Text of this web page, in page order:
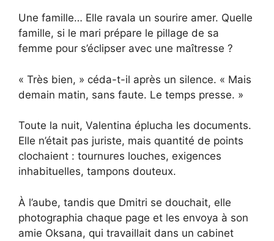
Une famille… Elle ravala un sourire amer. Quelle
famille, si le mari prépare le pillage de sa
femme pour s’éclipser avec une maîtresse ?
« Très bien, » céda-t-il après un silence. « Mais
demain matin, sans faute. Le temps presse. »
Toute la nuit, Valentina éplucha les documents.
Elle n’était pas juriste, mais quantité de points
clochaient : tournures louches, exigences
inhabituelles, tampons douteux.
À l’aube, tandis que Dmitri se douchait, elle
photographia chaque page et les envoya à son
amie Oksana, qui travaillait dans un cabinet